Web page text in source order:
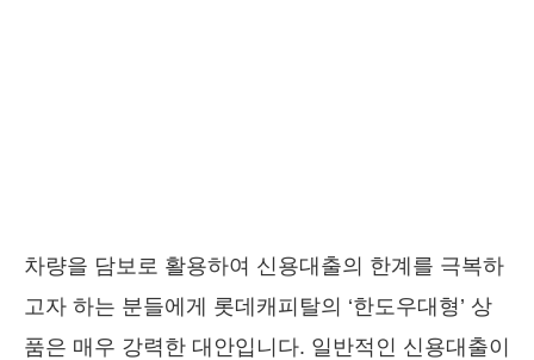
차량을 담보로 활용하여 신용대출의 한계를 극복하
고자 하는 분들에게 롯데캐피탈의 ‘한도우대형’ 상
품은 매우 강력한 대안입니다. 일반적인 신용대출이